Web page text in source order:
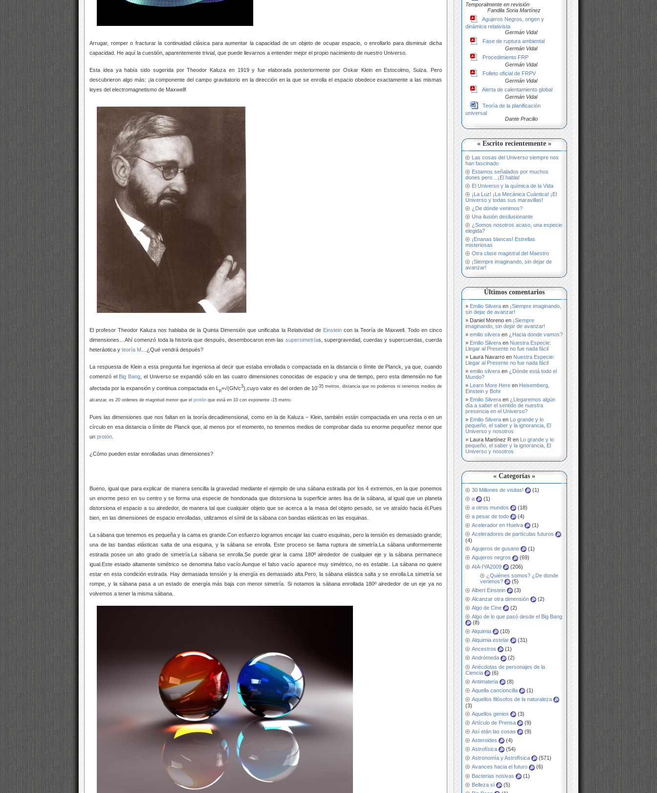
Temporalmente en revisión
Fandila Soria Martínez
Agujeros Negros, origen y
dinámica relativista
Germán Vidal
Fase de ruptura ambiental
Germán Vidal
Procedimiento FRP
Germán Vidal
Folleto oficial de FRPV
Germán Vidal
Alerta de calentamiento global
Germán Vidal
Teoría de la planificación
universal
Dante Pracilio
« Escrito recientemente »
Las cosas del Universo siempre nos
han fascinado
Estamos señalados por muchos
dones pero…¡El habla!
El Universo y la química de la Vida
¡La Luz! ¡La Mecánica Cuántica! ¡El
Universo y todas sus maravillas!
¿De dónde venimos?
Una ilusión desilusionante
¿Somos nosotros acaso, una especie
elegida?
¡Enanas blancas! Estrellas
misteriosas
Otra clase magistral del Maestro
¡Siempre imaginando, sin dejar de
avanzar!
Últimos comentarios
Emilio Silvera en ¡Siempre imaginando,
sin dejar de avanzar!
Daniel Moreno en ¡Siempre
imaginando, sin dejar de avanzar!
emilio silvera en ¿Hacia donde vamos?
Emilio Silvera en Nuestra Especie:
Llegar al Presente no fue nada fácil
Laura Navarro en Nuestra Especie:
Llegar al Presente no fue nada fácil
emilio silvera en ¿Dónde está todo el
Mundo?
Learn More Here en Heisemberg,
Einstein y Bohr
Emilio Silvera en ¿Llegaremos algún
día a saber el sentido de nuestra
presencia en el Universo?
Emilio Silvera en Lo grande y lo
pequeño, el saber y la ignorancia, El
Universo y nosotros
Laura Martínez R en Lo grande y lo
pequeño, el saber y la ignorancia, El
Universo y nosotros
« Categorías »
30 Millones de visitas!
(1)
a
(1)
a otros mundos
(18)
a pesar de todo
(4)
Acelerador en Huelva
(1)
Aceleradores de partículas futuros
(4)
Agujeros de gusano
(1)
Agujeros negros
(69)
AIA-IYA2009
(206)
¿Quiénes somos? ¿De donde
venimos?
(5)
Albert Einstein
(3)
Alcanzar otra dimensión
(2)
Algo de Cine
(2)
Algo de lo que pasó desde el Big Bang
(8)
Alquimia
(10)
Alquimia estelar
(31)
Ancestros
(1)
Andrómeda
(2)
Anécdotas de personajes de la
Ciencia
(6)
Antimateria
(8)
Aquella cancioncilla
(1)
Aquellos filósofos de la naturaleza
(3)
Aquellos genios
(3)
Artículo de Prensa
(9)
Así etán las cosas
(9)
Asteroides
(4)
Astrofísica
(54)
Astronomía y Astrofísica
(571)
Avances hacia el futuro
(6)
Bacterias nosivas
(1)
Belleza sí
(5)
Arrugar, romper o fracturar la continuidad clásica para aumentar la capacidad de un objeto de ocupar espacio, o enrollarlo para disminuir dicha
capacidad. He aquí la cuestión, aparentemente trivial, que puede llevarnos a entender mejor el propio nacimiento de nuestro Universo.
Esta idea ya había sido sugerida por Theodor Kaluza en 1919 y fue elaborada posteriormente por Oskar Klein en Estocolmo, Suiza. Pero
descubrieron algo más: ¡la componente del campo gravitatorio en la dirección en la que se enrolla el espacio obedece exactamente a las mismas
leyes del electromagnetismo de Maxwell!
El profesor Theodor Kaluza nos hablaba de la Quinta Dimensión que unificaba la Relatividad de Einsteincon la Teoría de Maxwell. Todo en cinco
dimensiones…Ahí comenzó toda la historia que después, desembocaron enm las supersimetrías, supergravedad, cuerdas y supercuerdas, cuerda
heteráotica y teoría M …¿Qué vendrá después?
La respuesta de Klein a esta pregunta fue ingeniosa al decir que estaba enrollada o compactada en la distancia o límite de Planck, ya que, cuando
comenzó el Big Bang , el Universo se expandió sólo en las cuatro dimensiones conocidas de espacio y una de tiempo, pero esta dimensión no fue
afectada por la expansión y continua compactada en L p=√(Għ/c3),cuyo valor es del orden de 10-35 metros, distancia que no podemos ni tenemos medios de
alcanzar, es 20 ordenes de magnitud menor que el protón que está en 10 con exponente -15 metro.
Pues las dimensiones que nos faltan en la teoría decadimensional, como en la de Kaluza – Klein, también están compactada en una recta o en un
círculo en esa distancia o límite de Planck que, al menos por el momento, no tenemos medios de comprobar dada su enorme pequeñez menor que
un protón
¿Cómo pueden estar enrolladas unas dimensiones?
Bueno, igual que para explicar de manera sencilla la gravedad mediante el ejemplo de una sábana estirada por los 4 extremos, en la que ponemos
un enorme peso en su centro y se forma una especie de hondonada que distorsiona la superficie antes lisa de la sábana, al igual que un planeta
distorsiona el espacio a su alrededor, de manera tal que cualquier objeto que se acerca a la masa del objeto pesado, se ve atraído hacia él.Pues
bien, en las dimensiones de espacio enrolladas, utilizamos el símil de la sábana con bandas elásticas en las esquinas.
La sábana que tenemos es pequeña y la cama es grande.Con esfuerzo logramos encajar las cuatro esquinas, pero la tensión es demasiado grande;
una de las bandas elásticas salta de una esquina, y la sábana se enrolla. Este proceso se llama ruptura de simetría.La sábana uniformemente
estirada posee un alto grado de simetría.La sábana se enrolla.Se puede girar la cama 180º alrededor de cualquier eje y la sábana permanece
igual.Este estado altamente simétrico se denomina falso vacío.Aunque el falso vacío aparece muy simétrico, no es estable. La sábana no quiere
estar en esta condición estirada. Hay demasiada tensión y la energía es demasiado alta.Pero, la sábana elástica salta y se enrolla.La simetría se
rompe, y la sábana pasa a un estado de energía más baja con menor simetría. Si notamos la sábana enrollada 180º alrededor de un eje ya no
volvemos a tener la misma sábana.